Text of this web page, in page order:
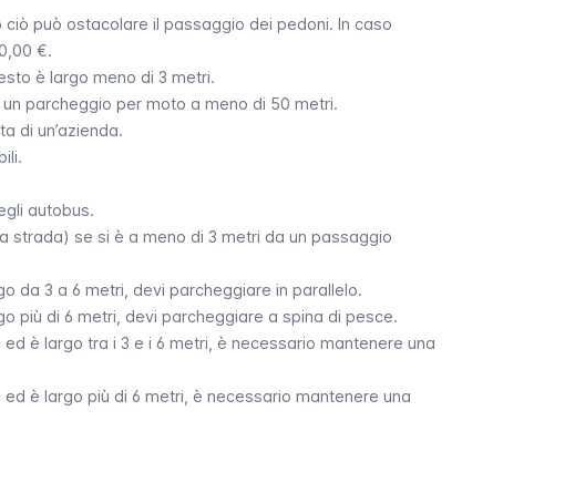
può ostacolare il passaggio dei pedoni. In caso
€.
è largo meno di 3 metri.
parcheggio per moto a meno di 50 metri.
di un’azienda.
autobus.
strada) se si è a meno di 3 metri da un passaggio
da 3 a 6 metri, devi parcheggiare in parallelo.
più di 6 metri, devi parcheggiare a spina di pesce.
è largo tra i 3 e i 6 metri, è necessario mantenere una
è largo più di 6 metri, è necessario mantenere una